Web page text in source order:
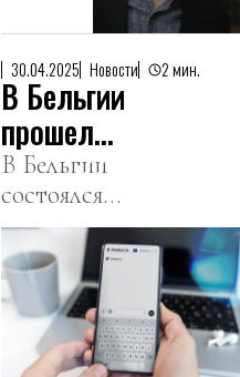
30.04.2025 Новости 2 мин.
В Бельгии
прошел
чемпионат по
имитации
крика чаек
В Бельгии
состоялся
чемпионат
Европы по
имитации
крика чаек,
который